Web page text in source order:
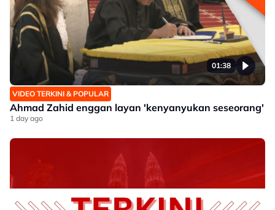
01:38
VIDEO TERKINI & POPULAR
Ahmad Zahid enggan layan 'kenyanyukan seseorang'
1 day ago